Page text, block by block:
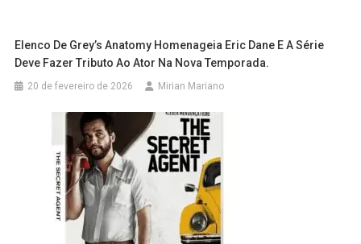
Elenco De Grey’s Anatomy Homenageia Eric Dane E A Série
Deve Fazer Tributo Ao Ator Na Nova Temporada.
20 de fevereiro de 2026 Mirian Mariano